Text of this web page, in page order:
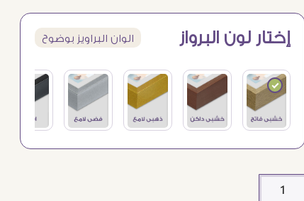
إختار لون البرواز الوان البراويز بوضوح